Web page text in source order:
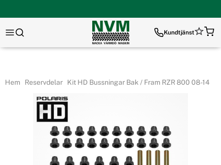
Kundtjänst
Hem Reservdelar Kit HD Bussningar Bak / Fram RZR 800 08-14